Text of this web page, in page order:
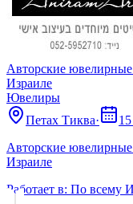
Авторские
Израиле
Ювелиры
Петах Тиква·
Авторские
Израиле
Работает в: По всему